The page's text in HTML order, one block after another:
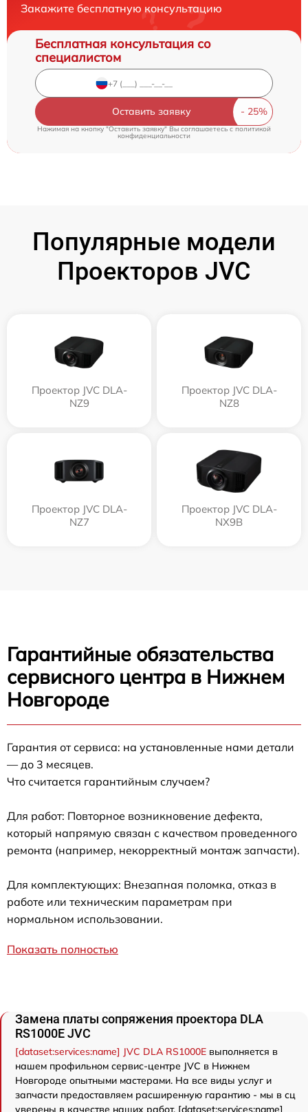
Закажите бесплатную консультацию
Бесплатная консультация со
специалистом
Оставить заявку
Нажимая на кнопку "Оставить заявку" Вы соглашаетесь cполитикой
конфиденциальности
Популярные модели
Проекторов JVC
Проектор JVC DLA-
NZ9
Проектор JVC DLA-
NZ8
Проектор JVC DLA-
NZ7
Проектор JVC DLA-
NX9B
Гарантийные обязательства
сервисного центра в Нижнем
Новгороде
Гарантия от сервиса: на установленные нами детали
— до 3 месяцев.
Что считается гарантийным случаем?
Для работ: Повторное возникновение дефекта,
который напрямую связан с качеством проведенного
ремонта (например, некорректный монтаж запчасти).
Для комплектующих: Внезапная поломка, отказ в
работе или техническим параметрам при
нормальном использовании.
Показать полностью
Замена платы сопряжения проектора DLA
RS1000E JVC
[dataset:services:name] JVC DLA RS1000E выполняется в
нашем профильном сервис-центре JVC в Нижнем
Новгороде опытными мастерами. На все виды услуг и
запчасти предоставляем расширенную гарантию - мы в сц
уверены в качестве наших работ. [dataset:services:name]